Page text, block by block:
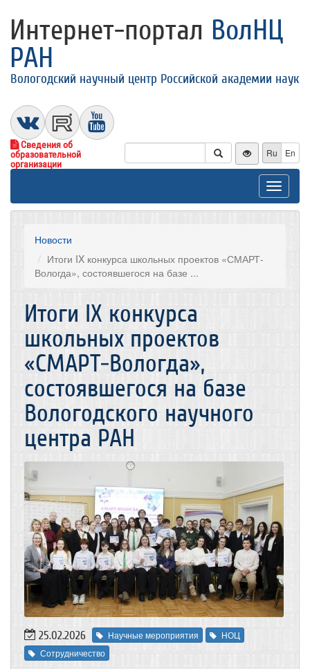
Интернет-портал ВолНЦ
РАН
Вологодский научный центр Российской академии наук
Сведения об
образовательной
организации
Ru En
Toggle
Новости
Итоги IX конкурса школьных проектов «СМАРТ-
Вологда», состоявшегося на базе ...
Итоги IX конкурса
школьных проектов
«СМАРТ-Вологда»,
состоявшегося на базе
Вологодского научного
центра РАН
25.02.2026 Научные мероприятия
НОЦ
Сотрудничество